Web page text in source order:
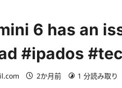
6 has an
#ipados
2か月前 1 分読み取り